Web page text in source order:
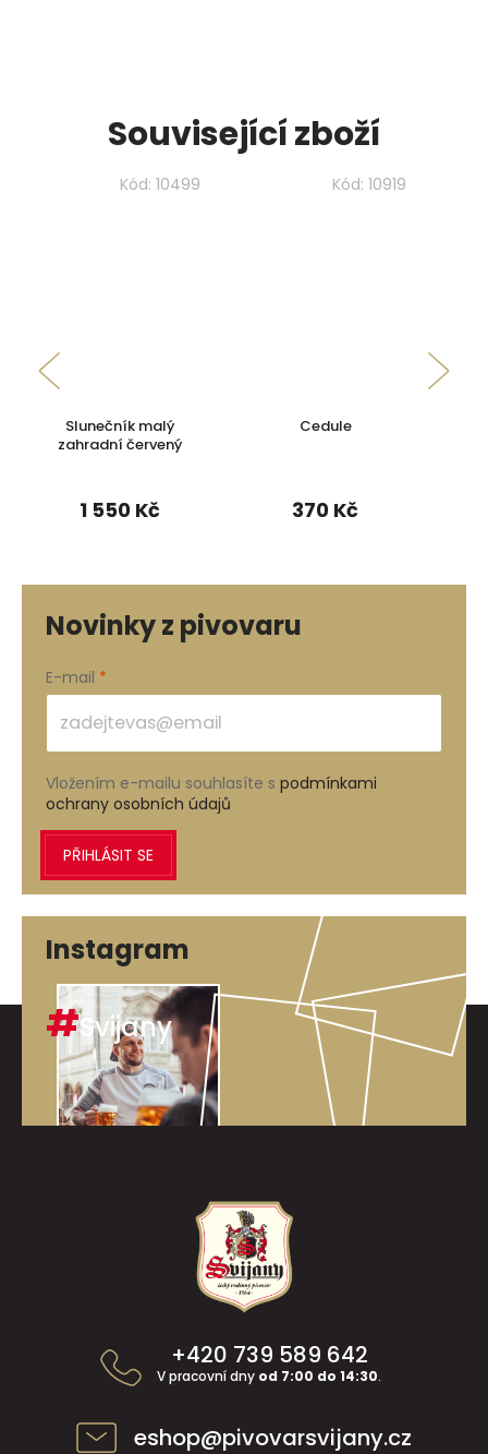
Související zboží
Slunečník malý
zahradní červený
1 550 Kč
Kód: 10499
Cedule
370 Kč
Kód: 10919
Novinky z pivovaru
E-mail
Vložením e-mailu souhlasíte s podmínkami
ochrany osobních údajů
PŘIHLÁSIT SE
Instagram
#Svijany
+420 739 589 642
V pracovní dny od 7:00 do 14:30.
eshop@pivovarsvijany.cz